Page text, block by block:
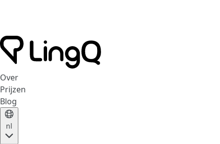
Over
Prijzen
Blog
nl